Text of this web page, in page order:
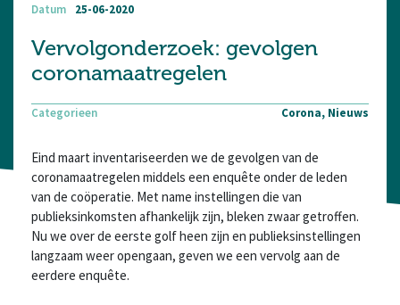
Datum 25-06-2020
Vervolgonderzoek: gevolgen
coronamaatregelen
Categorieen Corona, Nieuws
Eind maart inventariseerden we de gevolgen van de
coronamaatregelen middels een enquête onder de leden
van de coöperatie. Met name instellingen die van
publieksinkomsten afhankelijk zijn, bleken zwaar getroffen.
Nu we over de eerste golf heen zijn en publieksinstellingen
langzaam weer opengaan, geven we een vervolg aan de
eerdere enquête.